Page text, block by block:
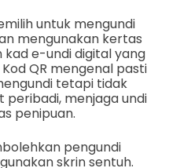
untuk mengundi
mengunakan kertas
e-undi digital yang
QR mengenal pasti
tetapi tidak
menjaga undi
penipuan.
pengundi
skrin sentuh.